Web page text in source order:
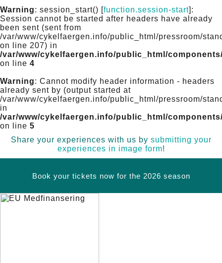
Warning: session_start() [function.session-start]:
Session cannot be started after headers have already
been sent (sent from
/var/www/cykelfaergen.info/public_html/pressroom/
on line 207) in
/var/www/cykelfaergen.info/public_html/
on line 4
Warning: Cannot modify header information - headers
already sent by (output started at
/var/www/cykelfaergen.info/public_html/pressroom/
in
/var/www/cykelfaergen.info/public_html/
on line 5
Share your experiences with us by submitting your
experiences in image form!
Book your tickets now for the 2026 season